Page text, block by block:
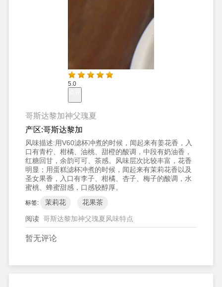
5.0
哥斯达黎加神父瑰夏
产区:哥斯达黎加
风味描述:用V60滤杯冲煮的时候，闻起来有姜花香，入
口有青柠、柑橘、油桃、甜橙的酸调，中段有奶油香，
红糖回甘，余韵可可、茶感。风味层次比较丰富，花香
明显；用蛋糕滤杯冲煮的时候，闻起来有茉莉花香以及
圣女果香，入口有李子、柑橘、杏子、梅子的酸调，水
蜜桃、蜂蜜甜感，口感较醇厚。
标签: 茉莉花 花果茶
阅读 哥斯达黎加神父瑰夏风味特点
暂无评论